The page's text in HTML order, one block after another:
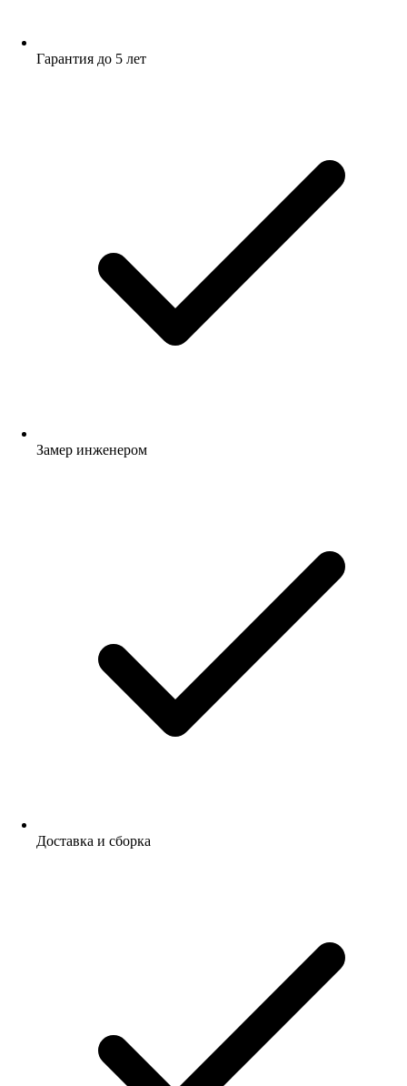
Гарантия до 5 лет
Замер инженером
Доставка и сборка